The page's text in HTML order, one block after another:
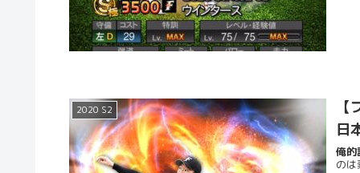
2020 S2
日
俺
の